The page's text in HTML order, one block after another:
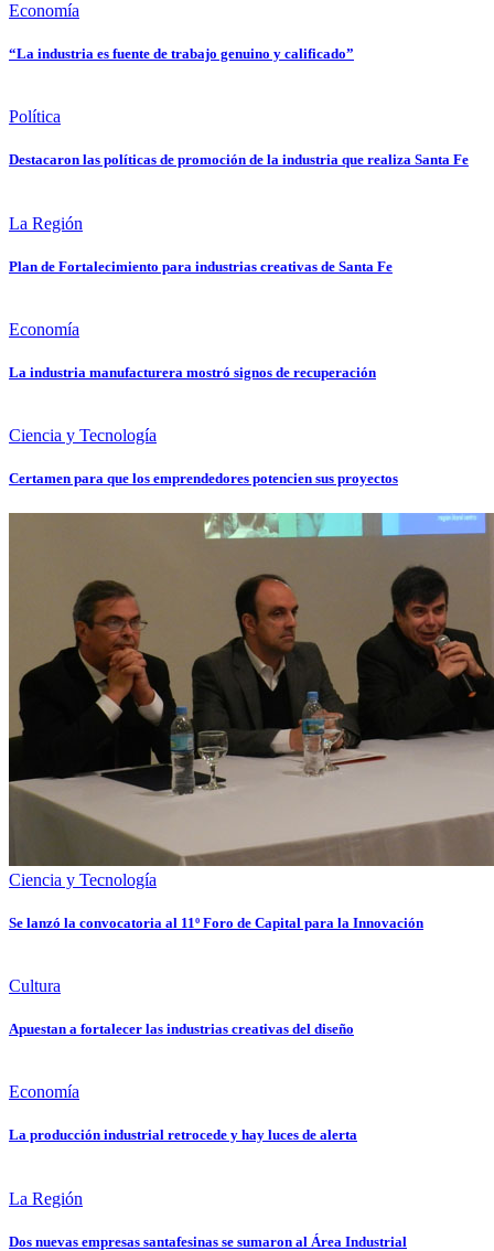
Economía
“La industria es fuente de trabajo genuino y calificado”
Política
Destacaron las políticas de promoción de la industria que realiza Santa Fe
La Región
Plan de Fortalecimiento para industrias creativas de Santa Fe
Economía
La industria manufacturera mostró signos de recuperación
Ciencia y Tecnología
Certamen para que los emprendedores potencien sus proyectos
Ciencia y Tecnología
Se lanzó la convocatoria al 11º Foro de Capital para la Innovación
Cultura
Apuestan a fortalecer las industrias creativas del diseño
Economía
La producción industrial retrocede y hay luces de alerta
La Región
Dos nuevas empresas santafesinas se sumaron al Área Industrial